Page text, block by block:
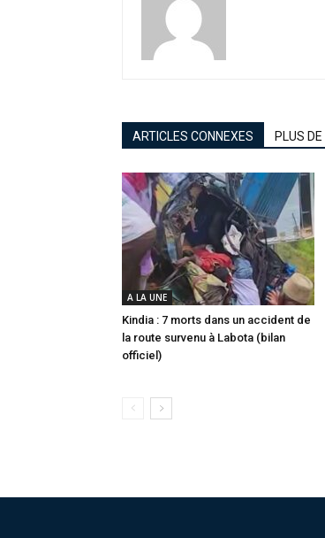
ARTICLES CONNEXES PLUS
A LA UNE
Kindia : 7 morts dans un accident de
la route survenu à Labota (bilan
officiel)